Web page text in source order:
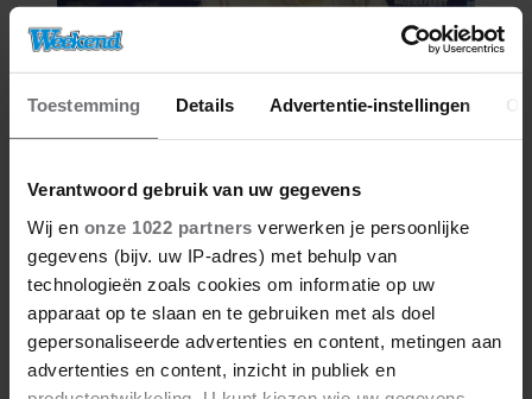
Toestemming Details Advertentie-instellingen
Verantwoord gebruik van uw gegevens
Wij en onze 1022 partners verwerken je persoonlijke
gegevens (bijv. uw IP-adres) met behulp van
technologieën zoals cookies om informatie op uw
apparaat op te slaan en te gebruiken met als doel
gepersonaliseerde advertenties en content, metingen aan
advertenties en content, inzicht in publiek en
08/08/2026
GEZIN: ‘MEER VOOR OVER DAN
VOOR MEZELF’